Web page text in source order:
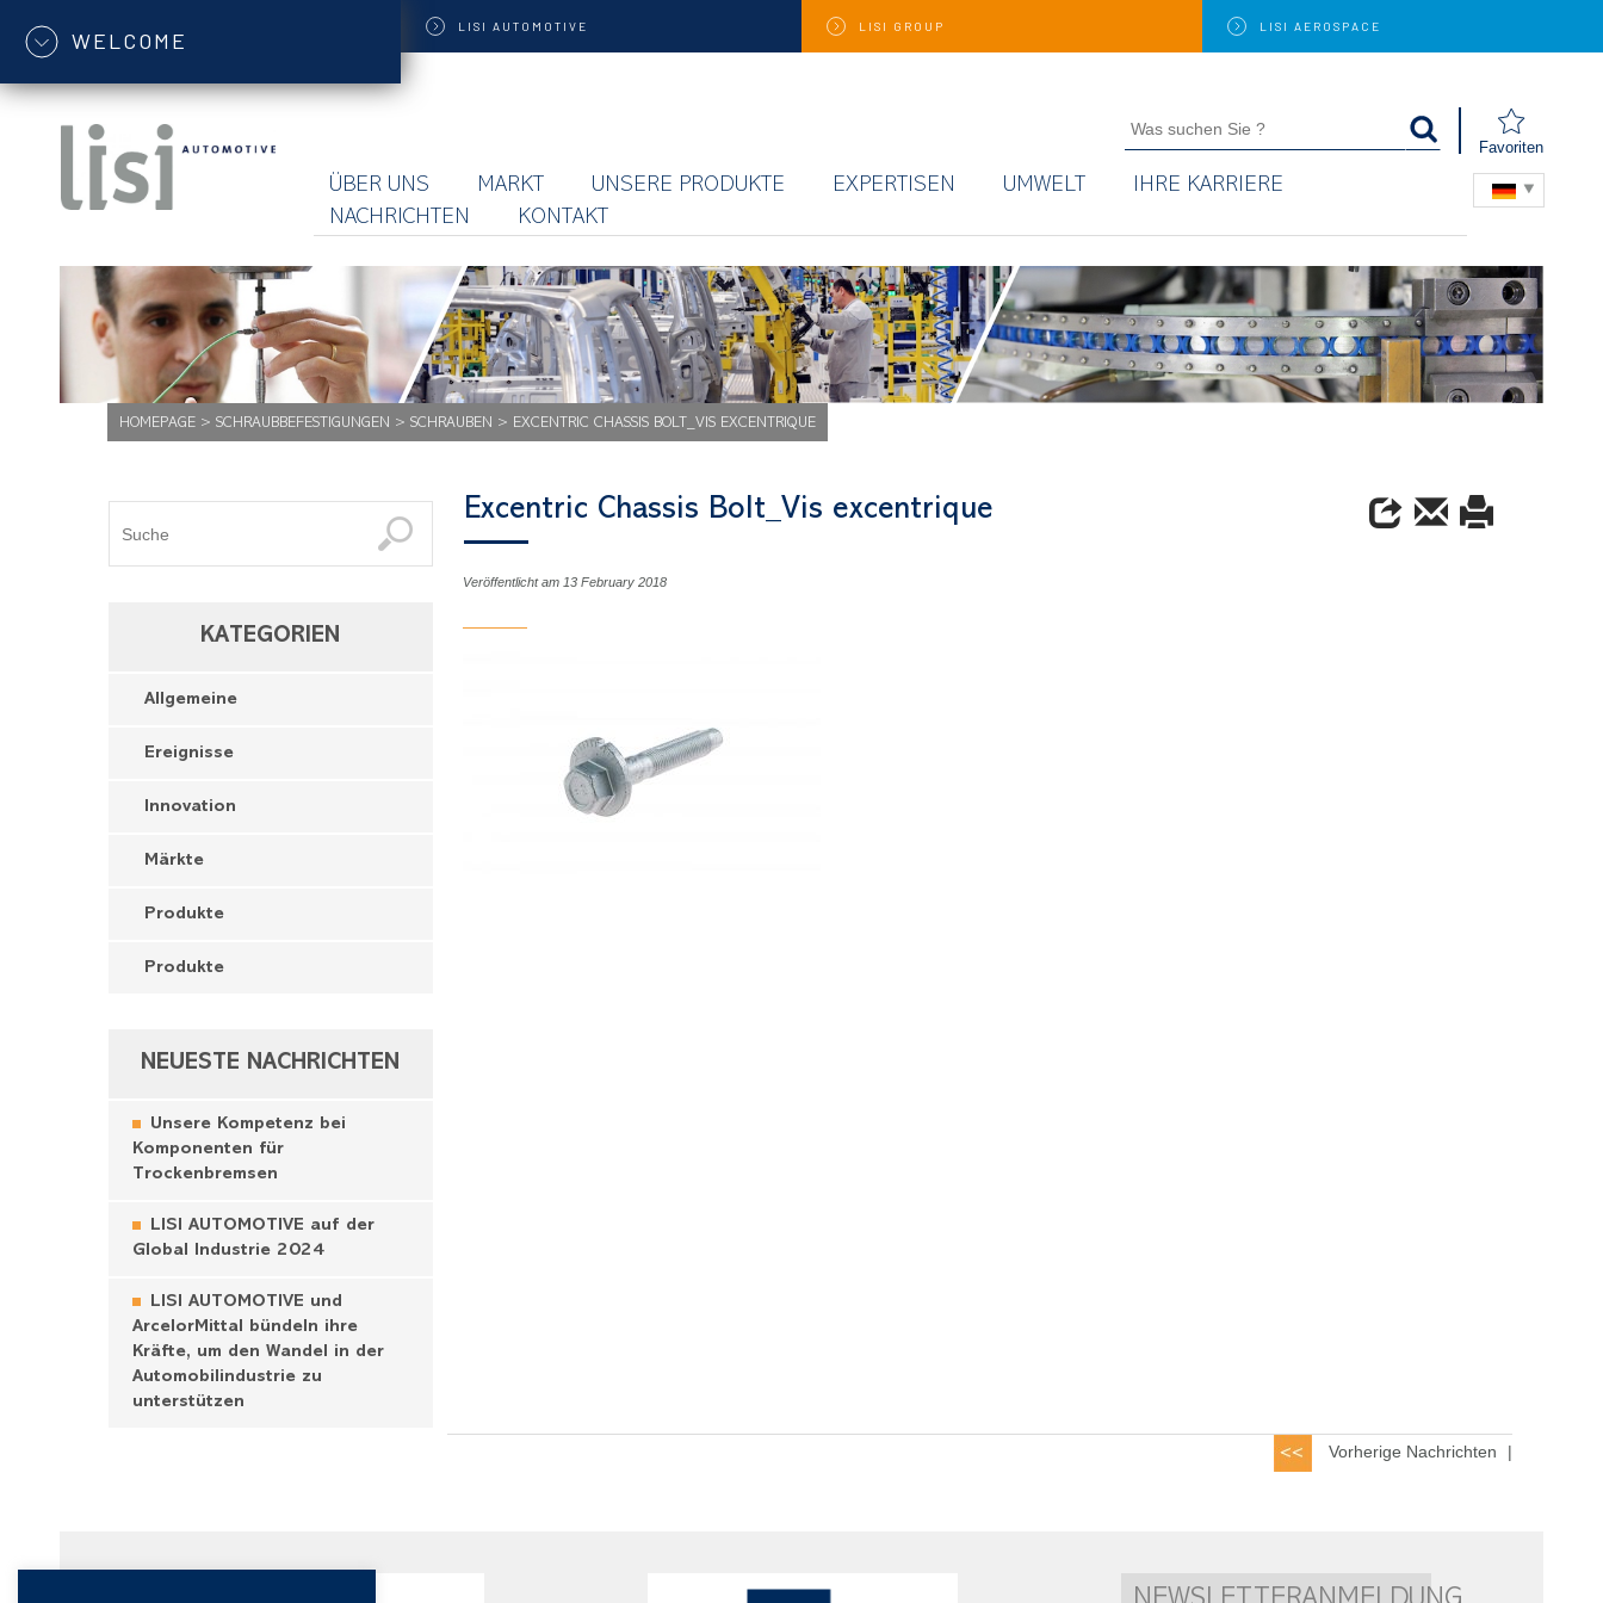
WELCOME
LISI AUTOMOTIVE LISI GROUP LISI AEROSPACE
Favoriten
ÜBER UNS MARKT UNSERE PRODUKTE EXPERTISEN UMWELT
IHRE KARRIERE
NACHRICHTEN
KONTAKT
HOMEPAGE> SCHRAUBBEFESTIGUNGEN > SCHRAUBEN > EXCENTRIC CHASSIS BOLT_VIS EXCENTRIQUE
KATEGORIEN
Allgemeine
Ereignisse
Innovation
Märkte
Produkte
Produkte
NEUESTE NACHRICHTEN
Unsere Kompetenz bei
Komponenten für
Trockenbremsen
LISI AUTOMOTIVE auf der
Global Industrie 2024
LISI AUTOMOTIVE und
ArcelorMittal bündeln ihre
Kräfte, um den Wandel in der
Automobilindustrie zu
unterstützen
Excentric Chassis Bolt_Vis excentrique
Veröffentlicht am 13 February 2018
Vorherige Nachrichten |